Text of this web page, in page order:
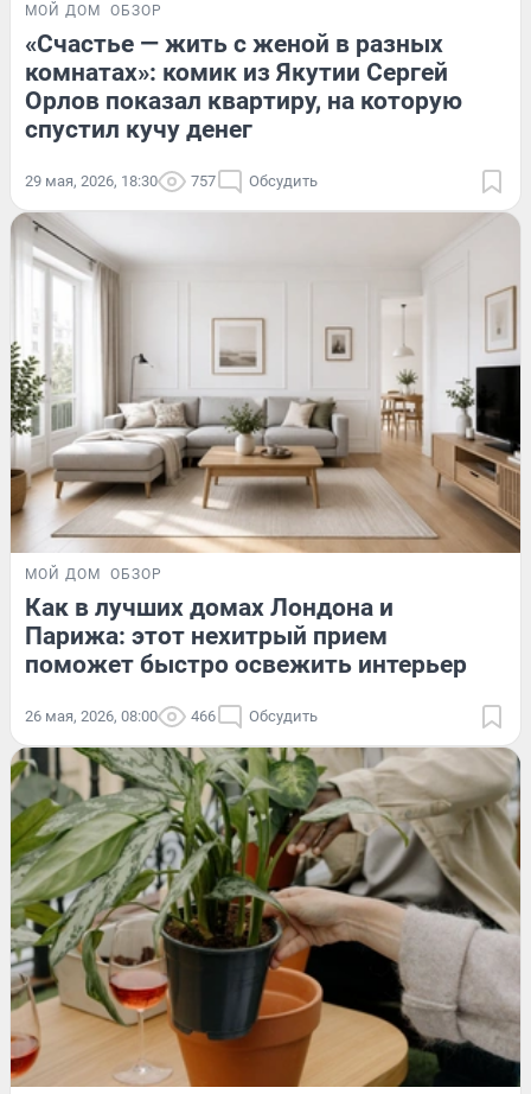
МОЙ ДОМ ОБЗОР
«Счастье — жить с женой в разных
комнатах»: комик из Якутии Сергей
Орлов показал квартиру, на которую
спустил кучу денег
29 мая, 2026, 18:30 757 Обсудить
МОЙ ДОМ ОБЗОР
Как в лучших домах Лондона и
Парижа: этот нехитрый прием
поможет быстро освежить интерьер
26 мая, 2026, 08:00 466 Обсудить